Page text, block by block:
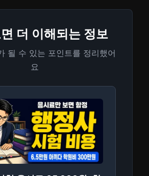
더 이해되는 정보
될 수 있는 포인트를 정리했어
요